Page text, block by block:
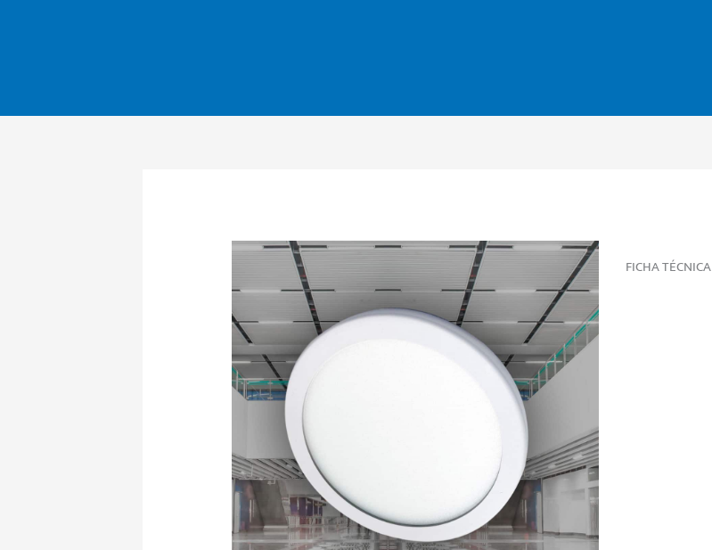
FICHA TÉCNICA